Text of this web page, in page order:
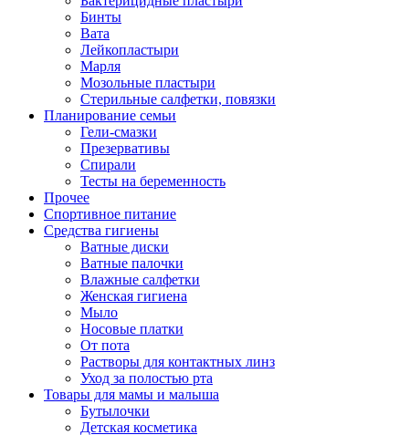
Бинты
Вата
Лейкопластыри
Марля
Мозольные пластыри
Стерильные салфетки, повязки
Планирование семьи
Гели-смазки
Презервативы
Спирали
Тесты на беременность
Прочее
Спортивное питание
Средства гигиены
Ватные диски
Ватные палочки
Влажные салфетки
Женская гигиена
Мыло
Носовые платки
От пота
Растворы для контактных линз
Уход за полостью рта
Товары для мамы и малыша
Бутылочки
Детская косметика